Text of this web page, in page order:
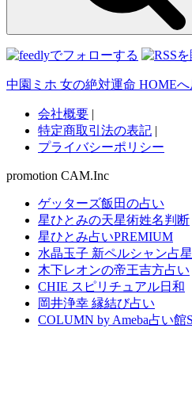
中園ミホ 女の絶対運命 HOMEへ
会社概要 |
特定商取引法の表記 |
プライバシーポリシー
promotion CAM.Inc
ゲッターズ飯田の占い
星ひとみの天星術姓名判断
星ひとみ占いPREMIUM
水晶玉子 新ペルシャン占
木下レオンの帝王吉方占い
CHIE スピリチュアル日和
岡井浄幸 縁結び占い
COLUMN by Ameba占い館